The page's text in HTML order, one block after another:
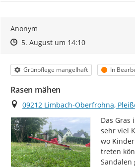
Anonym
Zeitpunkt des Erstellens
Zeitpunkt des Erstellens
5. August um 14:10Zur Äußerung
Kategorie
Grünpflege mangelhaft Status
In
Rasen mähen
Ort
09212 Limbach-Oberfrohna,
Das Gras
sehr viel
wo
treten
Sandalen